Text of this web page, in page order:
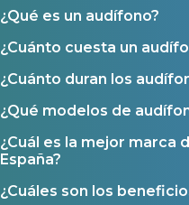
¿Qué es un audífono?
¿Cuánto cuesta un
¿Cuánto duran los
¿Qué modelos de
¿Cuál es la mejor marca
España?
¿Cuáles son los
Ayuda
Ayudas para
Ayudas para
Ayudas y